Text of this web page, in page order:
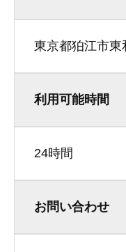
東京都狛江市東
利用可能時間
24時間
お問い合わせ